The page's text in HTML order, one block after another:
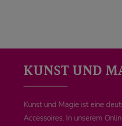
KUNST UND
Kunst und Magie ist eine
Accessoires. In unserem